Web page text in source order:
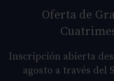
Oferta de
Inscripción abierta
agosto a través del